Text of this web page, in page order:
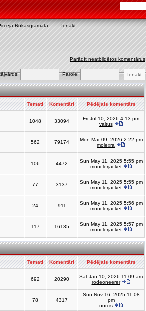
Rokasgrāmata Ienākt
Parādīt neatbildētos komentārus
Parole:
Temati Komentāri Pēdējais komentārs
1048 33094
Fri Jul 10, 2026 4:13 pm
valtus
562 79174
Mon Mar 09, 2026 2:22 pm
molexra
106 4472
Sun May 11, 2025 5:55 pm
monclerjacket
77 3137
Sun May 11, 2025 5:55 pm
monclerjacket
24 911
Sun May 11, 2025 5:56 pm
monclerjacket
117 16135
Sun May 11, 2025 5:57 pm
monclerjacket
Temati Komentāri Pēdējais komentārs
692 20290
Sat Jan 10, 2026 11:09 am
rodeoneerer
78 4317
Sun Nov 16, 2025 11:08
pm
norcis